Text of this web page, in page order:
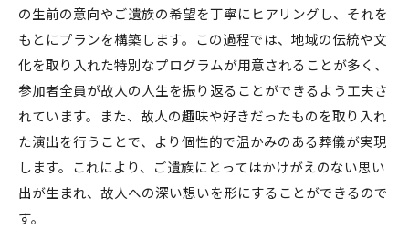
の生前の意向やご遺族の希望を丁寧にヒアリングし、それを
もとにプランを構築します。この過程では、地域の伝統や文
化を取り入れた特別なプログラムが用意されることが多く、
参加者全員が故人の人生を振り返ることができるよう工夫さ
れています。また、故人の趣味や好きだったものを取り入れ
た演出を行うことで、より個性的で温かみのある葬儀が実現
します。これにより、ご遺族にとってはかけがえのない思い
出が生まれ、故人への深い想いを形にすることができるので
す。